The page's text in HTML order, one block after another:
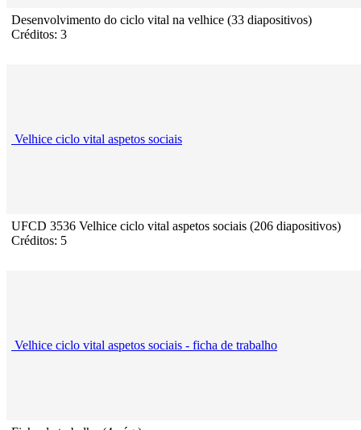
Desenvolvimento do ciclo vital na velhice (33 diapositivos)
Créditos: 3
Velhice ciclo vital aspetos sociais
UFCD 3536 Velhice ciclo vital aspetos sociais (206 diapositivos)
Créditos: 5
Velhice ciclo vital aspetos sociais - ficha de trabalho